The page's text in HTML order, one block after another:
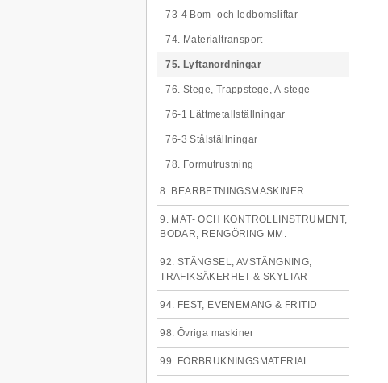
73-4 Bom- och ledbomsliftar
74. Materialtransport
75. Lyftanordningar
76. Stege, Trappstege, A-stege
76-1 Lättmetallställningar
76-3 Stålställningar
78. Formutrustning
8. BEARBETNINGSMASKINER
9. MÄT- OCH KONTROLLINSTRUMENT,
BODAR, RENGÖRING MM.
92. STÄNGSEL, AVSTÄNGNING,
TRAFIKSÄKERHET & SKYLTAR
94. FEST, EVENEMANG & FRITID
98. Övriga maskiner
99. FÖRBRUKNINGSMATERIAL